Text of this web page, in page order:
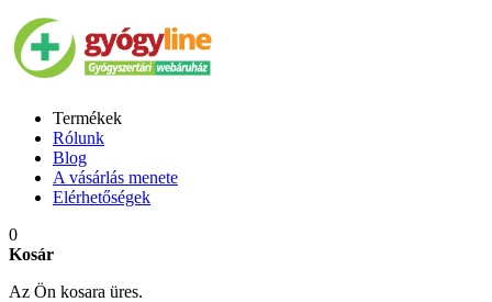
Termékek
Rólunk
Blog
A vásárlás menete
Elérhetőségek
0
Kosár
Az Ön kosara üres.